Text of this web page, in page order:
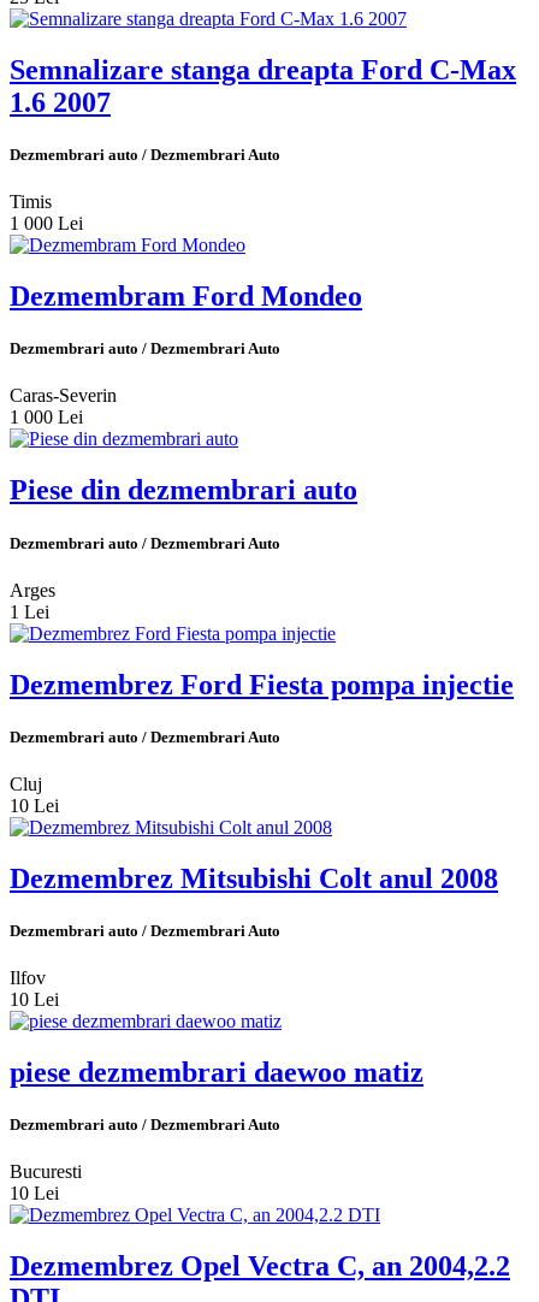
Semnalizare stanga dreapta Ford C-Max
1.6 2007
Dezmembrari auto / Dezmembrari Auto
Timis
1 000 Lei
Dezmembram Ford Mondeo
Dezmembrari auto / Dezmembrari Auto
Caras-Severin
1 000 Lei
Piese din dezmembrari auto
Dezmembrari auto / Dezmembrari Auto
Arges
1 Lei
Dezmembrez Ford Fiesta pompa injectie
Dezmembrari auto / Dezmembrari Auto
Cluj
10 Lei
Dezmembrez Mitsubishi Colt anul 2008
Dezmembrari auto / Dezmembrari Auto
Ilfov
10 Lei
piese dezmembrari daewoo matiz
Dezmembrari auto / Dezmembrari Auto
Bucuresti
10 Lei
Dezmembrez Opel Vectra C, an 2004,2.2